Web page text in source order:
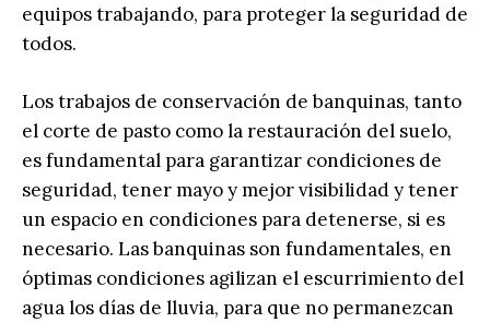
equipos trabajando, para proteger la seguridad de
todos.
Los trabajos de conservación de banquinas, tanto
el corte de pasto como la restauración del suelo,
es fundamental para garantizar condiciones de
seguridad, tener mayo y mejor visibilidad y tener
un espacio en condiciones para detenerse, si es
necesario. Las banquinas son fundamentales, en
óptimas condiciones agilizan el escurrimiento del
agua los días de lluvia, para que no permanezcan